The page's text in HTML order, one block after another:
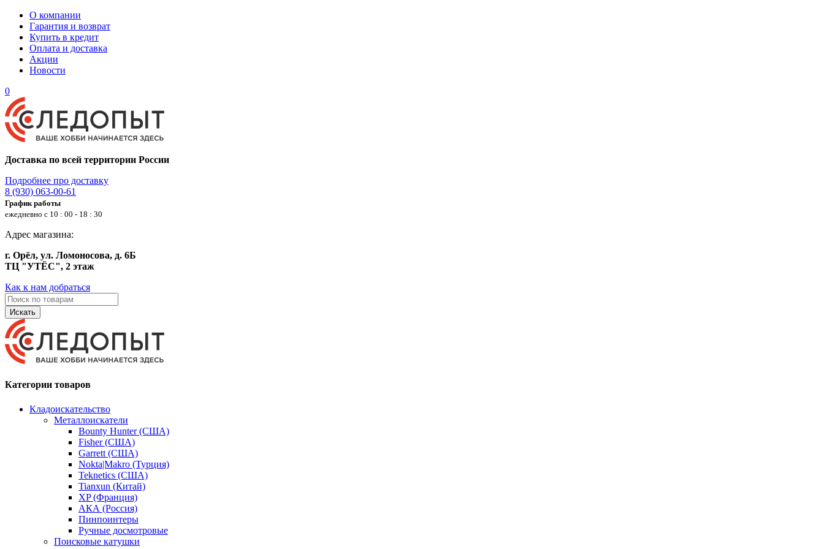
О компании
Гарантия и возврат
Купить в кредит
Оплата и доставка
Акции
Новости
0
Доставка по всей территории России
Подробнее про доставку
8 (930) 063-00-61
График работы
ежедневно с 10 : 00 - 18 : 30
Адрес магазина:
г. Орёл, ул. Ломоносова, д. 6Б
ТЦ "УТЁС", 2 этаж
Как к нам добраться
Искать
Категории товаров
Кладоискательство
Металлоискатели
Bounty Hunter (США)
Fisher (США)
Garrett (США)
Nokta|Makro (Турция)
Teknetics (США)
Tianxun (Китай)
XP (Франция)
АКА (Россия)
Пинпоинтеры
Ручные досмотровые
Поисковые катушки